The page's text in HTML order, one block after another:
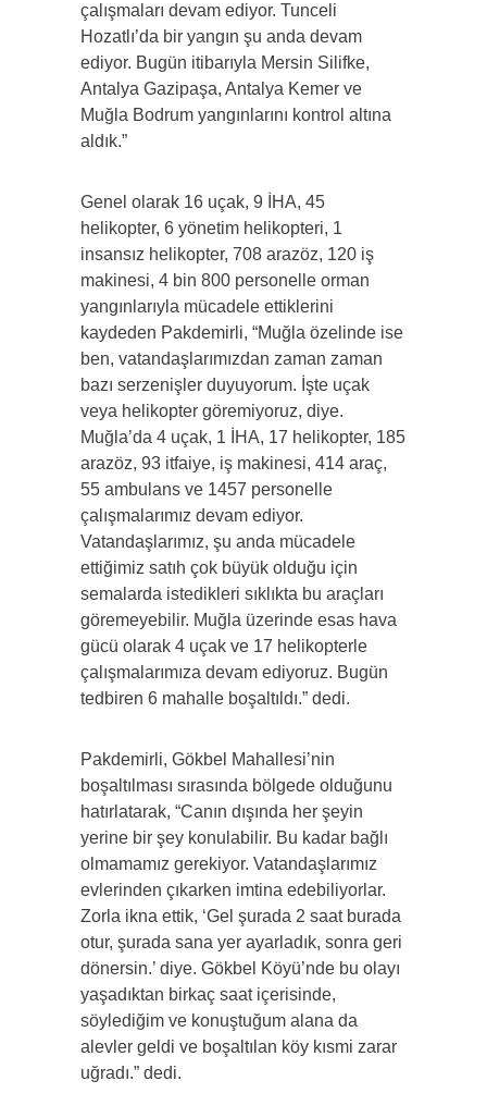
çalışmaları devam ediyor. Tunceli
Hozatlı’da bir yangın şu anda devam
ediyor. Bugün itibarıyla Mersin Silifke,
Antalya Gazipaşa, Antalya Kemer ve
Muğla Bodrum yangınlarını kontrol altına
aldık.”
Genel olarak 16 uçak, 9 İHA, 45
helikopter, 6 yönetim helikopteri, 1
insansız helikopter, 708 arazöz, 120 iş
makinesi, 4 bin 800 personelle orman
yangınlarıyla mücadele ettiklerini
kaydeden Pakdemirli, “Muğla özelinde ise
ben, vatandaşlarımızdan zaman zaman
bazı serzenişler duyuyorum. İşte uçak
veya helikopter göremiyoruz, diye.
Muğla’da 4 uçak, 1 İHA, 17 helikopter, 185
arazöz, 93 itfaiye, iş makinesi, 414 araç,
55 ambulans ve 1457 personelle
çalışmalarımız devam ediyor.
Vatandaşlarımız, şu anda mücadele
ettiğimiz satıh çok büyük olduğu için
semalarda istedikleri sıklıkta bu araçları
göremeyebilir. Muğla üzerinde esas hava
gücü olarak 4 uçak ve 17 helikopterle
çalışmalarımıza devam ediyoruz. Bugün
tedbiren 6 mahalle boşaltıldı.” dedi.
Pakdemirli, Gökbel Mahallesi’nin
boşaltılması sırasında bölgede olduğunu
hatırlatarak, “Canın dışında her şeyin
yerine bir şey konulabilir. Bu kadar bağlı
olmamamız gerekiyor. Vatandaşlarımız
evlerinden çıkarken imtina edebiliyorlar.
Zorla ikna ettik, ‘Gel şurada 2 saat burada
otur, şurada sana yer ayarladık, sonra geri
dönersin.’ diye. Gökbel Köyü’nde bu olayı
yaşadıktan birkaç saat içerisinde,
söylediğim ve konuştuğum alana da
alevler geldi ve boşaltılan köy kısmi zarar
uğradı.” dedi.